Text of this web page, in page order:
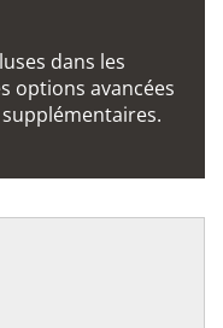
dans les
options avancées